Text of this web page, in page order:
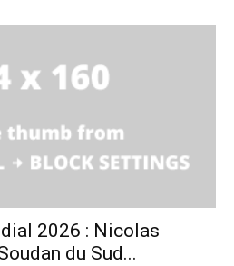
2026 : Nicolas
du Sud...